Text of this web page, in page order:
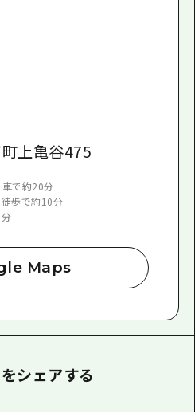
上亀谷475
で約20分
徒歩で約10分
Maps
シェアする